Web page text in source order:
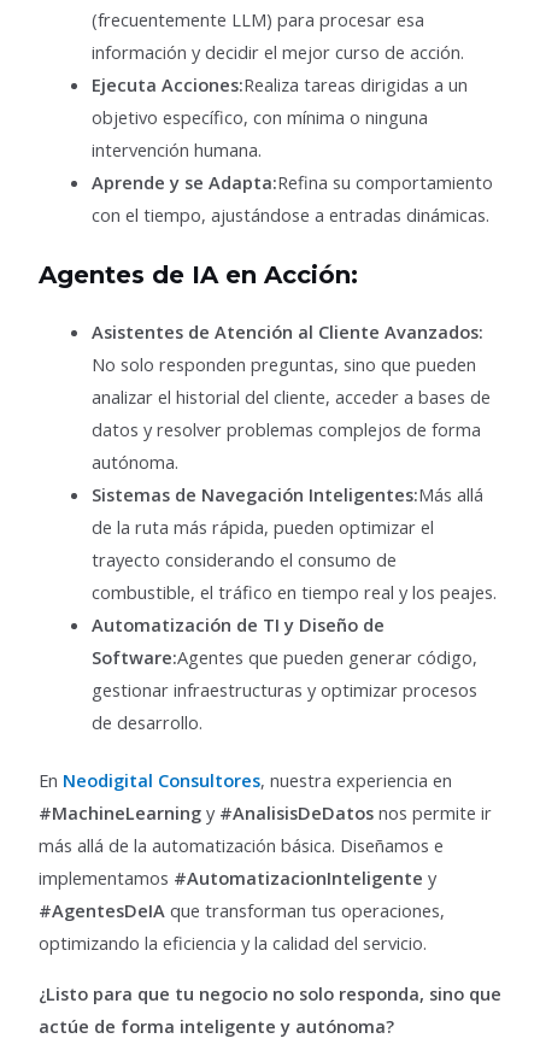
(frecuentemente LLM) para procesar esa
información y decidir el mejor curso de acción.
Ejecuta Acciones:Realiza tareas dirigidas a un
objetivo específico, con mínima o ninguna
intervención humana.
Aprende y se Adapta:Refina su comportamiento
con el tiempo, ajustándose a entradas dinámicas.
Agentes de IA en Acción:
Asistentes de Atención al Cliente Avanzados:
No solo responden preguntas, sino que pueden
analizar el historial del cliente, acceder a bases de
datos y resolver problemas complejos de forma
autónoma.
Sistemas de Navegación Inteligentes:Más allá
de la ruta más rápida, pueden optimizar el
trayecto considerando el consumo de
combustible, el tráfico en tiempo real y los peajes.
Automatización de TI y Diseño de
Software:Agentes que pueden generar código,
gestionar infraestructuras y optimizar procesos
de desarrollo.
En Neodigital Consultores, nuestra experiencia en
#MachineLearning y #AnalisisDeDatos nos permite ir
más allá de la automatización básica. Diseñamos e
implementamos #AutomatizacionInteligente y
#AgentesDeIA que transforman tus operaciones,
optimizando la eficiencia y la calidad del servicio.
¿Listo para que tu negocio no solo responda, sino que
actúe de forma inteligente y autónoma?